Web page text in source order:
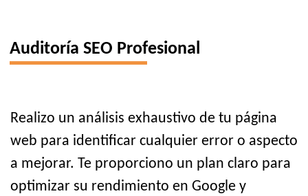
Auditoría SEO Profesional
Realizo un análisis exhaustivo de tu página
web para identificar cualquier error o aspecto
a mejorar. Te proporciono un plan claro para
optimizar su rendimiento en Google y